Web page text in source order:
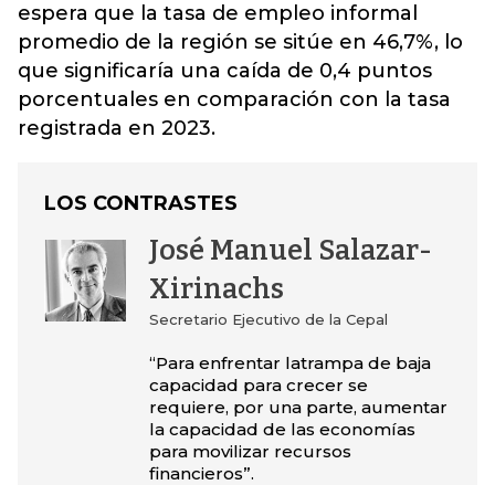
espera que la tasa de empleo informal
promedio de la región se sitúe en 46,7%, lo
que significaría una caída de 0,4 puntos
porcentuales en comparación con la tasa
registrada en 2023.
LOS CONTRASTES
José Manuel Salazar-
Xirinachs
Secretario Ejecutivo de la Cepal
“Para enfrentar latrampa de baja
capacidad para crecer se
requiere, por una parte, aumentar
la capacidad de las economías
para movilizar recursos
financieros”.